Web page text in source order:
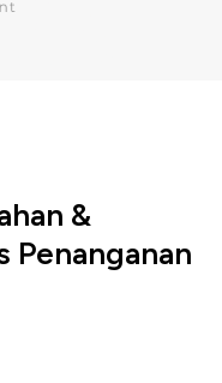
&
Penanganan